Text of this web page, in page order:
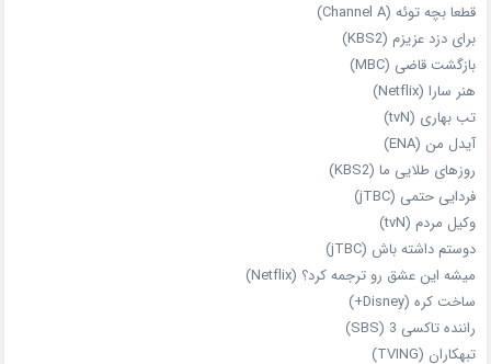
قطعا بچه توئه (Channel A)
برای دزد عزیزم (KBS2)
بازگشت قاضی (MBC)
هنر سارا (Netflix)
تب بهاری (tvN)
آیدل من (ENA)
روزهای طلایی ما (KBS2)
فردایی حتمی (jTBC)
وکیل مردم (tvN)
دوستم داشته باش (jTBC)
میشه این عشق رو ترجمه کرد؟ (Netflix)
ساخت کره (Disney+)
راننده تاکسی 3 (SBS)
تبهکاران (TVING)